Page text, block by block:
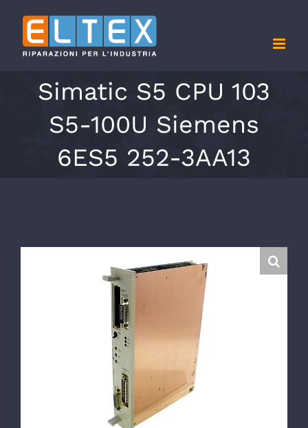
contenuto
Simatic S5 CPU 103
S5-100U Siemens
6ES5 252-3AA13